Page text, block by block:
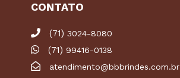
CONTATO
(71) 3024-8080
(71) 99416-0138
atendimento@bbbrindes.com.br